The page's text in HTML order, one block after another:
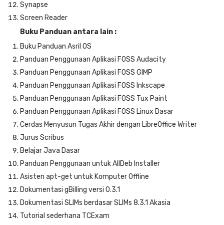
Synapse
Screen Reader
Buku Panduan antara lain :
Buku Panduan Asril OS
Panduan Penggunaan Aplikasi FOSS Audacity
Panduan Penggunaan Aplikasi FOSS GIMP
Panduan Penggunaan Aplikasi FOSS Inkscape
Panduan Penggunaan Aplikasi FOSS Tux Paint
Panduan Penggunaan Aplikasi FOSS Linux Dasar
Cerdas Menyusun Tugas Akhir dengan LibreOffice Writer
Jurus Scribus
Belajar Java Dasar
Panduan Penggunaan untuk AllDeb Installer
Asisten apt-get untuk Komputer Offline
Dokumentasi gBilling versi 0.3.1
Dokumentasi SLIMs berdasar SLIMs 8.3.1 Akasia
Tutorial sederhana TCExam